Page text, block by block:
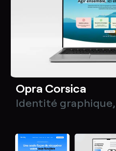
Opra Corsica
Identité graphique,